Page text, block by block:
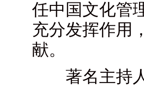
任中国文化管
充分发挥作用
献。
著名主持人